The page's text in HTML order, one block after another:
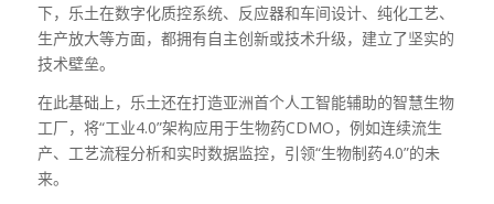
下，乐土在数字化质控系统、反应器和车间设计、纯化工艺、
生产放大等方面，都拥有自主创新或技术升级，建立了坚实的
技术壁垒。
在此基础上，乐土还在打造亚洲首个人工智能辅助的智慧生物
工厂，将“工业4.0”架构应用于生物药CDMO，例如连续流生
产、工艺流程分析和实时数据监控，引领“生物制药4.0”的未
来。